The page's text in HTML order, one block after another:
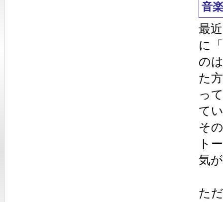
音
最
に
の
た
っ
て
そ
ト
気
た